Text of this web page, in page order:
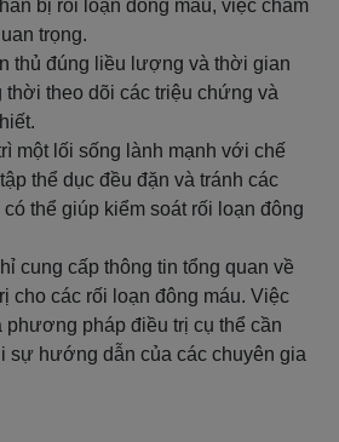
bị rối loạn đông máu, việc chăm
trọng.
thủ đúng liều lượng và thời gian
thời theo dõi các triệu chứng và
một lối sống lành mạnh với chế
thể dục đều đặn và tránh các
thể giúp kiểm soát rối loạn đông
cung cấp thông tin tổng quan về
cho các rối loạn đông máu. Việc
pháp điều trị cụ thể cần
hướng dẫn của các chuyên gia